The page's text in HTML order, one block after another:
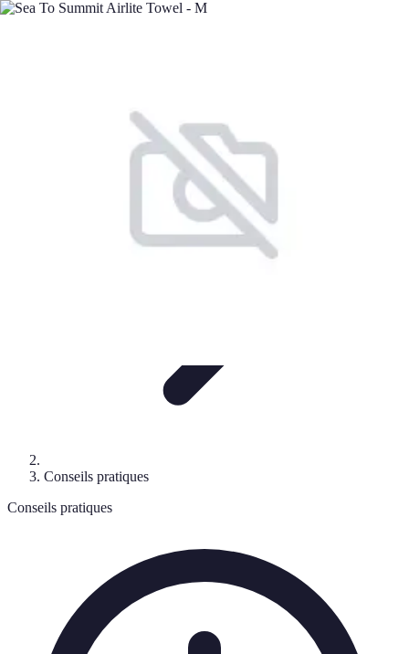
Minimalisme Voyage
Conseils pratiques
Conseils pratiques